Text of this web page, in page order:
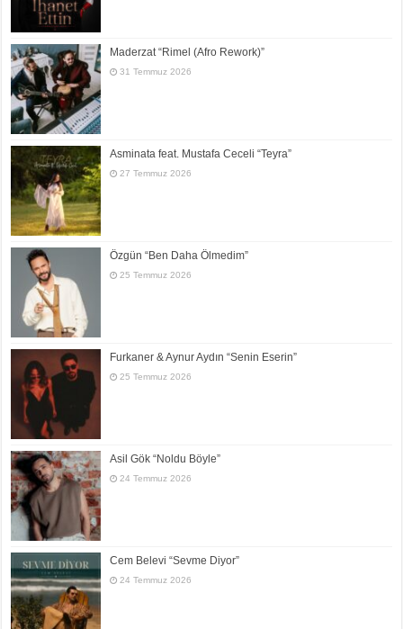
Maderzat “Rimel (Afro Rework)”
31 Temmuz 2026
Asminata feat. Mustafa Ceceli “Teyra”
27 Temmuz 2026
Özgün “Ben Daha Ölmedim”
25 Temmuz 2026
Furkaner & Aynur Aydın “Senin Eserin”
25 Temmuz 2026
Asil Gök “Noldu Böyle”
24 Temmuz 2026
Cem Belevi “Sevme Diyor”
24 Temmuz 2026